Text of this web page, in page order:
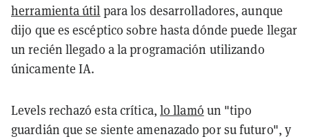
herramienta útil para los desarrolladores, aunque
dijo que es escéptico sobre hasta dónde puede llegar
un recién llegado a la programación utilizando
únicamente IA.
Levels rechazó esta crítica, lo llamó un "tipo
guardián que se siente amenazado por su futuro", y